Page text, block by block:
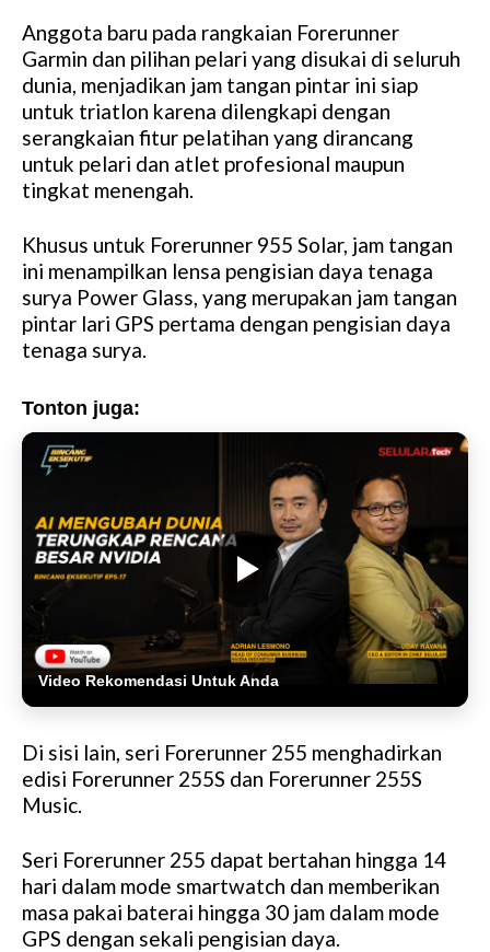
Anggota baru pada rangkaian Forerunner
Garmin dan pilihan pelari yang disukai di seluruh
dunia, menjadikan jam tangan pintar ini siap
untuk triatlon karena dilengkapi dengan
serangkaian fitur pelatihan yang dirancang
untuk pelari dan atlet profesional maupun
tingkat menengah.
Khusus untuk Forerunner 955 Solar, jam tangan
ini menampilkan lensa pengisian daya tenaga
surya Power Glass, yang merupakan jam tangan
pintar lari GPS pertama dengan pengisian daya
tenaga surya.
Tonton juga:
Video Rekomendasi Untuk Anda
Di sisi lain, seri Forerunner 255 menghadirkan
edisi Forerunner 255S dan Forerunner 255S
Music.
Seri Forerunner 255 dapat bertahan hingga 14
hari dalam mode smartwatch dan memberikan
masa pakai baterai hingga 30 jam dalam mode
GPS dengan sekali pengisian daya.